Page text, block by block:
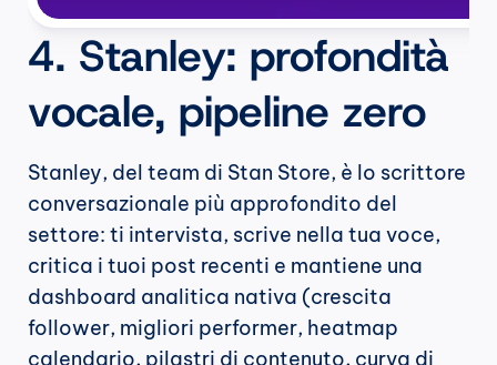
4. Stanley: profondità
vocale, pipeline zero
Stanley, del team di Stan Store, è lo scrittore
conversazionale più approfondito del
settore: ti intervista, scrive nella tua voce,
critica i tuoi post recenti e mantiene una
dashboard analitica nativa (crescita
follower, migliori performer, heatmap
calendario, pilastri di contenuto, curva di